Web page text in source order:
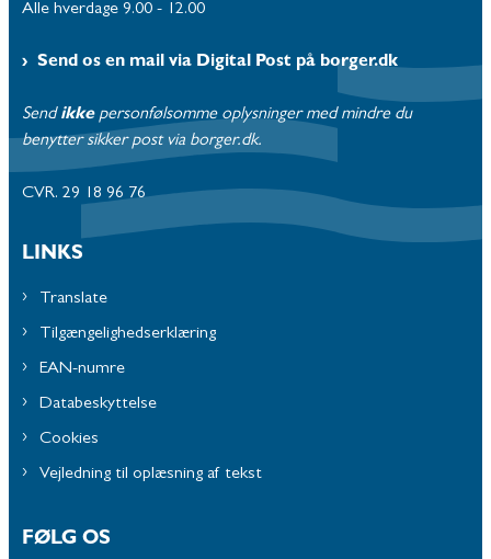
Alle hverdage 9.00 - 12.00
Send os en mail via Digital Post på borger.dk
Send ikke personfølsomme oplysninger med mindre du
benytter sikker post via borger.dk.
CVR. 29 18 96 76
LINKS
Translate
Tilgængelighedserklæring
EAN-numre
Databeskyttelse
Cookies
Vejledning til oplæsning af tekst
FØLG OS